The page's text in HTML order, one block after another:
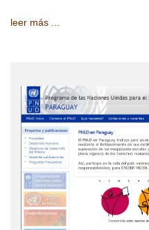
leer más ...